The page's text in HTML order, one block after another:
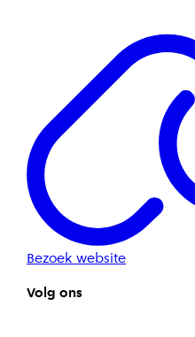
Bezoek website
Volg ons